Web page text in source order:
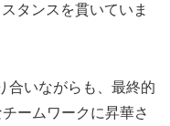
タンスを貫いていま
合いながらも、最終的
ームワークに昇華さ